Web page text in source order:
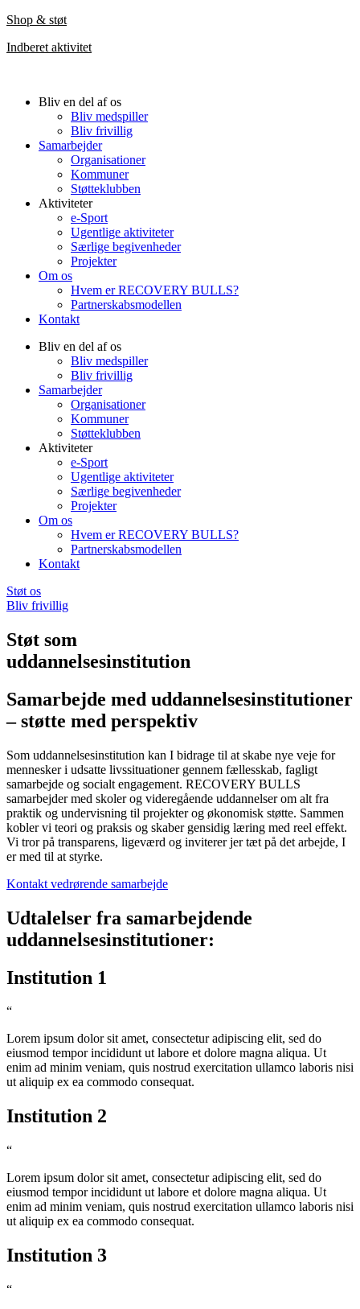
Shop & støt
Indberet aktivitet
Bliv en del af os
Bliv medspiller
Bliv frivillig
Samarbejder
Organisationer
Kommuner
Støtteklubben
Aktiviteter
e-Sport
Ugentlige aktiviteter
Særlige begivenheder
Projekter
Om os
Hvem er RECOVERY BULLS?
Partnerskabsmodellen
Kontakt
Bliv en del af os
Bliv medspiller
Bliv frivillig
Samarbejder
Organisationer
Kommuner
Støtteklubben
Aktiviteter
e-Sport
Ugentlige aktiviteter
Særlige begivenheder
Projekter
Om os
Hvem er RECOVERY BULLS?
Partnerskabsmodellen
Kontakt
Støt os
Bliv frivillig
Støt som
uddannelsesinstitution
Samarbejde med uddannelsesinstitutioner
– støtte med perspektiv
Som uddannelsesinstitution kan I bidrage til at skabe nye veje for
mennesker i udsatte livssituationer gennem fællesskab, fagligt
samarbejde og socialt engagement. RECOVERY BULLS
samarbejder med skoler og videregående uddannelser om alt fra
praktik og undervisning til projekter og økonomisk støtte. Sammen
kobler vi teori og praksis og skaber gensidig læring med reel effekt.
Vi tror på transparens, ligeværd og inviterer jer tæt på det arbejde, I
er med til at styrke.
Kontakt vedrørende samarbejde
Udtalelser fra samarbejdende
uddannelsesinstitutioner:
Institution 1
“
Lorem ipsum dolor sit amet, consectetur adipiscing elit, sed do
eiusmod tempor incididunt ut labore et dolore magna aliqua. Ut
enim ad minim veniam, quis nostrud exercitation ullamco laboris nisi
ut aliquip ex ea commodo consequat.
Institution 2
“
Lorem ipsum dolor sit amet, consectetur adipiscing elit, sed do
eiusmod tempor incididunt ut labore et dolore magna aliqua. Ut
enim ad minim veniam, quis nostrud exercitation ullamco laboris nisi
ut aliquip ex ea commodo consequat.
Institution 3
“